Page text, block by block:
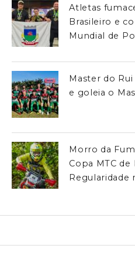
Atletas
Brasileiro e
Mundial de
Master do
e goleia o
Morro da
Copa MTC de
Regularidade